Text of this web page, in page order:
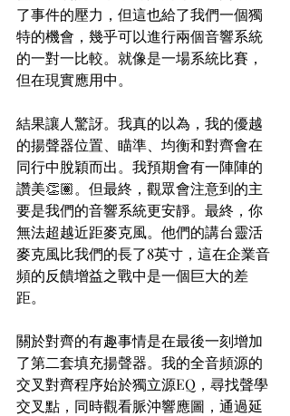
了事件的壓力，但這也給了我們一個獨
特的機會，幾乎可以進行兩個音響系統
的一對一比較。就像是一場系統比賽，
但在現實應用中。
結果讓人驚訝。我真的以為，我的優越
的揚聲器位置、瞄準、均衡和對齊會在
同行中脫穎而出。我預期會有一陣陣的
讚美👏🏽。但最終，觀眾會注意到的主
要是我們的音響系統更安靜。最終，你
無法超越近距麥克風。他們的講台靈活
麥克風比我們的長了8英寸，這在企業音
頻的反饋增益之戰中是一個巨大的差
距。
關於對齊的有趣事情是在最後一刻增加
了第二套填充揚聲器。我的全音頻源的
交叉對齊程序始於獨立源EQ，尋找聲學
交叉點，同時觀看脈沖響應圖，通過延